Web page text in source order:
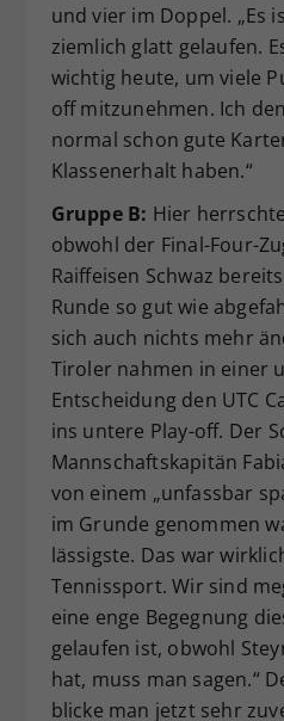
und vier im Doppel. „Es
ziemlich glatt gelaufen.
wichtig heute, um viele
off mitzunehmen. Ich
normal schon gute
Klassenerhalt haben.“
Gruppe B: Hier
obwohl der Final-Four-
Raiffeisen Schwaz
Runde so gut wie
sich auch nichts mehr
Tiroler nahmen in einer
Entscheidung den UTC
ins untere Play-off. Der
Mannschaftskapitän
von einem „unfassbar
im Grunde genommen
lässigste. Das war
Tennissport. Wir sind
eine enge Begegnung
gelaufen ist, obwohl
hat, muss man sagen.“
blicke man jetzt sehr